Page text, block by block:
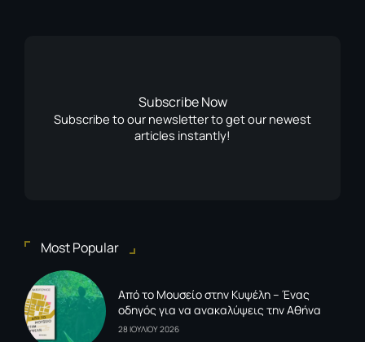
Subscribe Now
Subscribe to our newsletter to get our newest
articles instantly!
Most Popular
Από το Μουσείο στην Κυψέλη – Ένας
οδηγός για να ανακαλύψεις την Αθήνα
28 ΙΟΥΛΙΟΥ 2026